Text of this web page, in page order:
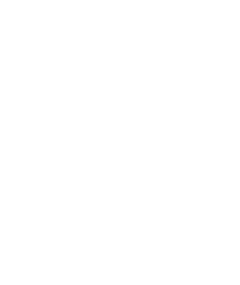
createFolder=true